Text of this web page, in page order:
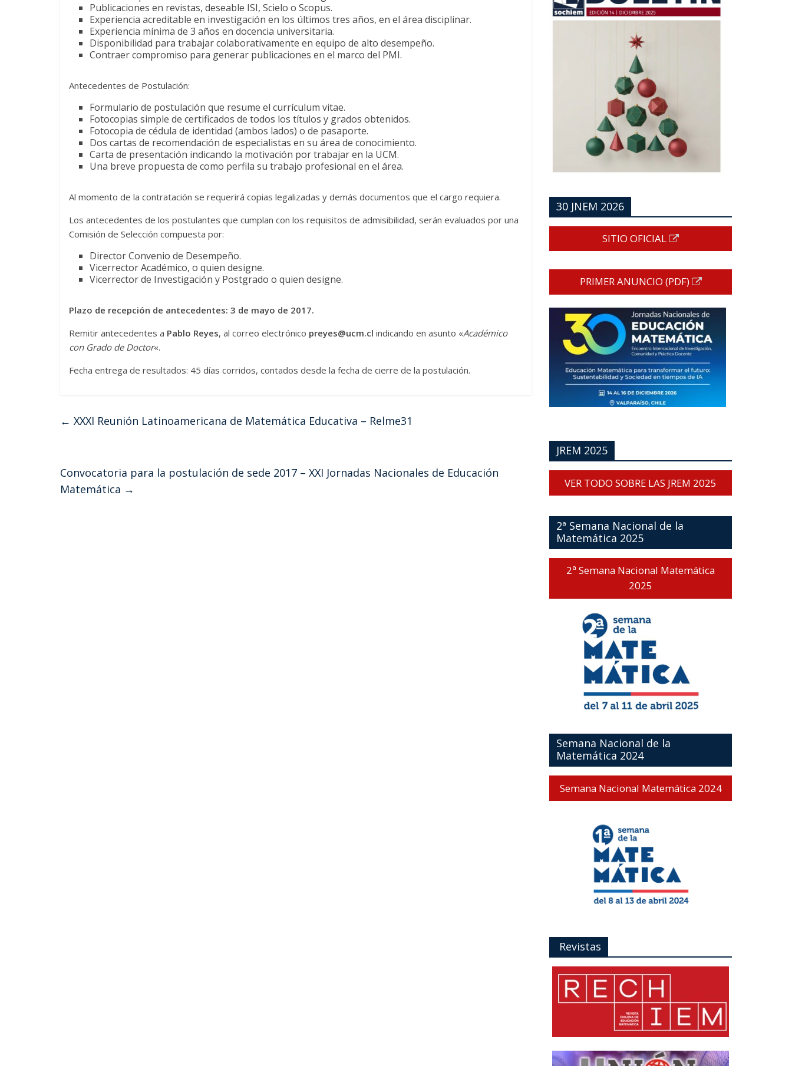
Publicaciones en revistas, deseable ISI, Scielo o Scopus.
Experiencia acreditable en investigación en los últimos tres años, en el área disciplinar.
Experiencia mínima de 3 años en docencia universitaria.
Disponibilidad para trabajar colaborativamente en equipo de alto desempeño.
Contraer compromiso para generar publicaciones en el marco del PMI.
Antecedentes de Postulación:
Formulario de postulación que resume el currículum vitae.
Fotocopias simple de certificados de todos los títulos y grados obtenidos.
Fotocopia de cédula de identidad (ambos lados) o de pasaporte.
Dos cartas de recomendación de especialistas en su área de conocimiento.
Carta de presentación indicando la motivación por trabajar en la UCM.
Una breve propuesta de como perfila su trabajo profesional en el área.
Al momento de la contratación se requerirá copias legalizadas y demás documentos que el cargo requiera.
Los antecedentes de los postulantes que cumplan con los requisitos de admisibilidad, serán evaluados por una
Comisión de Selección compuesta por:
Director Convenio de Desempeño.
Vicerrector Académico, o quien designe.
Vicerrector de Investigación y Postgrado o quien designe.
Plazo de recepción de antecedentes: 3 de mayo de 2017.
Remitir antecedentes a Pablo Reyes, al correo electrónico preyes@ucm.cl indicando en asunto «Académico
con Grado de Doctor«.
Fecha entrega de resultados: 45 días corridos, contados desde la fecha de cierre de la postulación.
← XXXI Reunión Latinoamericana de Matemática Educativa – Relme31
Convocatoria para la postulación de sede 2017 – XXI Jornadas Nacionales de Educación
Matemática →
30 JNEM 2026
SITIO OFICIAL
PRIMER ANUNCIO (PDF)
JREM 2025
VER TODO SOBRE LAS JREM 2025
2ª Semana Nacional de la
Matemática 2025
2ª Semana Nacional Matemática
2025
Semana Nacional de la
Matemática 2024
Semana Nacional Matemática 2024
Revistas